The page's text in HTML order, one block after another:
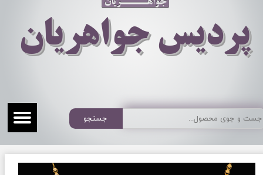
​​​​پردیس جواهریان
جستجو